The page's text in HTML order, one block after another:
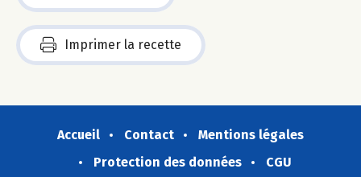
Imprimer la recette
Accueil Contact
Mentions légales
Protection des données
CGU